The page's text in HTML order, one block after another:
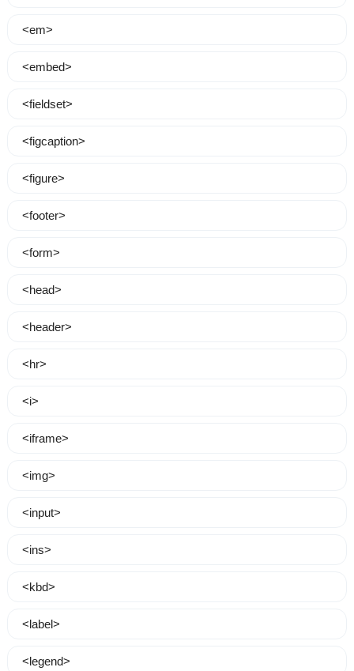
<em>
<embed>
<fieldset>
<figcaption>
<figure>
<footer>
<form>
<head>
<header>
<hr>
<i>
<iframe>
<img>
<input>
<ins>
<kbd>
<label>
<legend>